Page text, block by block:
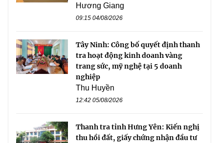
Hương Giang
09:15 04/08/2026
Tây Ninh: Công bố quyết định thanh
tra hoạt động kinh doanh vàng
trang sức, mỹ nghệ tại 5 doanh
nghiệp
Thu Huyền
12:42 05/08/2026
Thanh tra tỉnh Hưng Yên: Kiến nghị
thu hồi đất, giấy chứng nhận đầu tư